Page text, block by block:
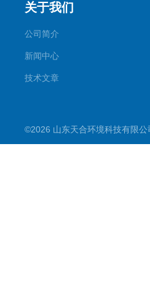
关于我们
公司简介
新闻中心
技术文章
©2026 山东天合环境科技有限